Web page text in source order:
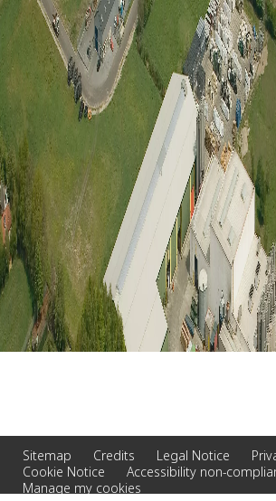
Sitemap Credits Legal Notice
Cookie Notice
Accessibility non-
Manage my cookies